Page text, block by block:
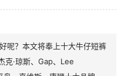
呢？本文将奉上十大牛仔短裤
克·琼斯、Gap、Lee